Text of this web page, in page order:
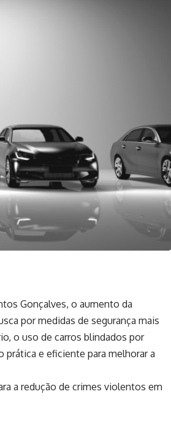
Gonçalves, o aumento da
por medidas de segurança mais
o uso de carros blindados por
e eficiente para melhorar a
a redução de crimes violentos em